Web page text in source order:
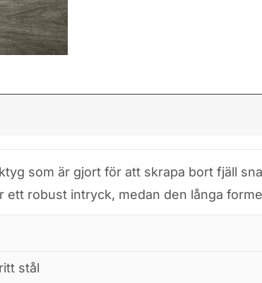
som är gjort för att skrapa bort fjäll
robust intryck, medan den långa
stål